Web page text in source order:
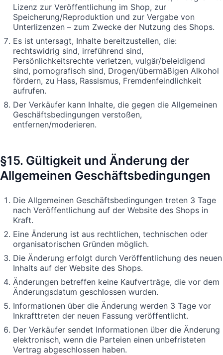
Lizenz zur Veröffentlichung im Shop, zur
Speicherung/Reproduktion und zur Vergabe von
Unterlizenzen – zum Zwecke der Nutzung des Shops.
Es ist untersagt, Inhalte bereitzustellen, die:
rechtswidrig sind, irreführend sind,
Persönlichkeitsrechte verletzen, vulgär/beleidigend
sind, pornografisch sind, Drogen/übermäßigen Alkohol
fördern, zu Hass, Rassismus, Fremdenfeindlichkeit
aufrufen.
Der Verkäufer kann Inhalte, die gegen die Allgemeinen
Geschäftsbedingungen verstoßen,
entfernen/moderieren.
§15. Gültigkeit und Änderung der
Allgemeinen Geschäftsbedingungen
Die Allgemeinen Geschäftsbedingungen treten 3 Tage
nach Veröffentlichung auf der Website des Shops in
Kraft.
Eine Änderung ist aus rechtlichen, technischen oder
organisatorischen Gründen möglich.
Die Änderung erfolgt durch Veröffentlichung des neuen
Inhalts auf der Website des Shops.
Änderungen betreffen keine Kaufverträge, die vor dem
Änderungsdatum geschlossen wurden.
Informationen über die Änderung werden 3 Tage vor
Inkrafttreten der neuen Fassung veröffentlicht.
Der Verkäufer sendet Informationen über die Änderung
elektronisch, wenn die Parteien einen unbefristeten
Vertrag abgeschlossen haben.